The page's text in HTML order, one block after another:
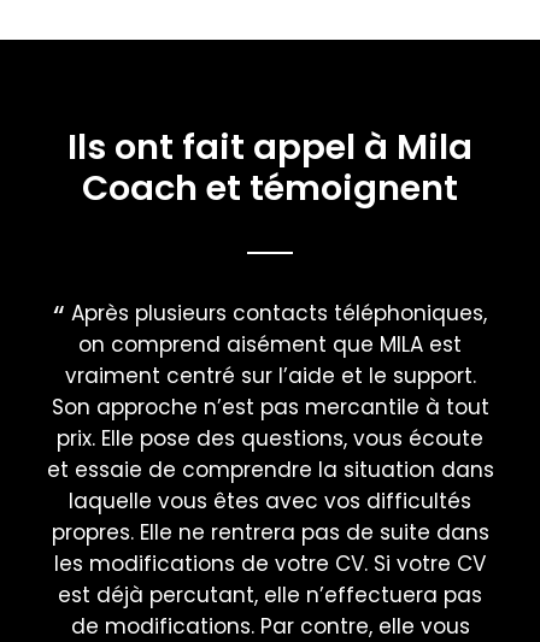
Ils ont fait appel à Mila
Coach et témoignent
Après plusieurs contacts téléphoniques,
on comprend aisément que MILA est
vraiment centré sur l’aide et le support.
Son approche n’est pas mercantile à tout
prix. Elle pose des questions, vous écoute
et essaie de comprendre la situation dans
laquelle vous êtes avec vos difficultés
propres. Elle ne rentrera pas de suite dans
les modifications de votre CV. Si votre CV
est déjà percutant, elle n’effectuera pas
de modifications. Par contre, elle vous